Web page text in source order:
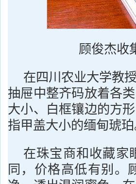
顾俊杰收
在四川农业大学教
抽屉中整齐码放着各
大小、白框镶边的方
指甲盖大小的缅甸琥珀
在珠宝商和收藏家
同，价格高低有别。